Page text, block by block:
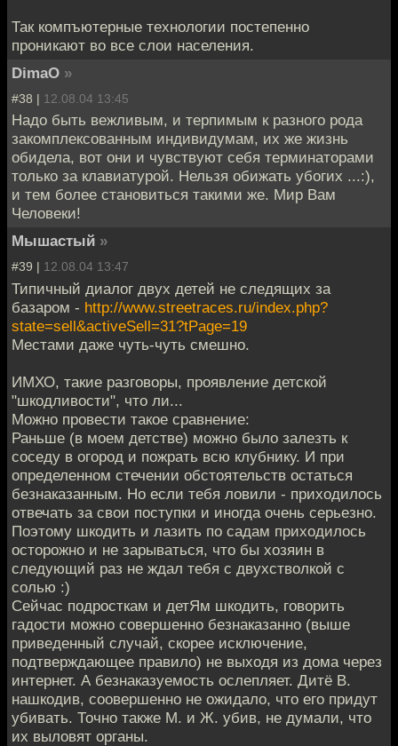
Так компъютерные технологии постепенно
проникают во все слои населения.
DimaO »
#38 | 12.08.04 13:45
Надо быть вежливым, и терпимым к разного рода
закомплексованным индивидумам, их же жизнь
обидела, вот они и чувствуют себя терминаторами
только за клавиатурой. Нельзя обижать убогих ...:),
и тем более становиться такими же. Мир Вам
Человеки!
Мышастый »
#39 | 12.08.04 13:47
Типичный диалог двух детей не следящих за
базаром - http://www.streetraces.ru/index.php?
state=sell&activeSell=31?tPage=19
Местами даже чуть-чуть смешно.
ИМХО, такие разговоры, проявление детской
"шкодливости", что ли...
Можно провести такое сравнение:
Раньше (в моем детстве) можно было залезть к
соседу в огород и пожрать всю клубнику. И при
определенном стечении обстоятельств остаться
безнаказанным. Но если тебя ловили - приходилось
отвечать за свои поступки и иногда очень серьезно.
Поэтому шкодить и лазить по садам приходилось
осторожно и не зарываться, что бы хозяин в
следующий раз не ждал тебя с двухстволкой с
солью :)
Сейчас подросткам и детЯм шкодить, говорить
гадости можно совершенно безнаказанно (выше
приведенный случай, скорее исключение,
подтверждающее правило) не выходя из дома через
интернет. А безнаказуемость ослепляет. Дитё В.
нашкодив, соовершенно не ожидало, что его придут
убивать. Точно также М. и Ж. убив, не думали, что
их выловят органы.